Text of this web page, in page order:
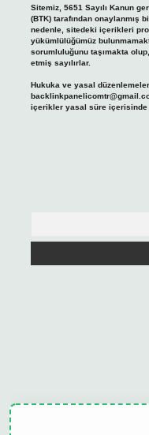
Sitemiz, 5651 Sayılı Kanun
(BTK) tarafından onaylanmış
nedenle, sitedeki içerikleri
yükümlülüğümüz
sorumluluğunu taşımakta
etmiş sayılırlar.
Hukuka ve yasal
içerikler yasal süre içerisinde